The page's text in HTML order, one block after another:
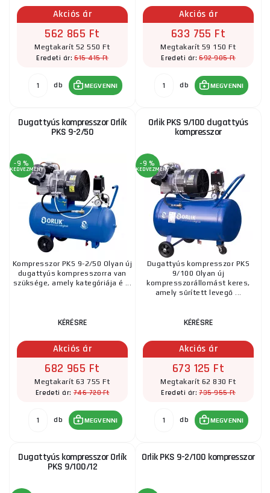
Akciós ár
562 865 Ft
Megtakarít 52 550 Ft
Eredeti ár:615 415 Ft
db MEGVENNI
Akciós ár
633 755 Ft
Megtakarít 59 150 Ft
Eredeti ár:692 905 Ft
db MEGVENNI
Dugattyús kompresszor Orlík
PKS 9-2/50
-9 %
KEDVEZMÉNY
Kompresszor PKS 9-2/50 Olyan új
dugattyús kompresszorra van
szüksége, amely kategóriája é ...
KÉRÉSRE
Akciós ár
682 965 Ft
Megtakarít 63 755 Ft
Eredeti ár: 746 720 Ft
db MEGVENNI
Orlik PKS 9/100 dugattyús
kompresszor
-9 %
KEDVEZMÉNY
Dugattyús kompresszor PKS
9/100 Olyan új
kompresszorállomást keres,
amely sűrített levegő ...
KÉRÉSRE
Akciós ár
673 125 Ft
Megtakarít 62 830 Ft
Eredeti ár:735 955 Ft
db MEGVENNI
Dugattyús kompresszor Orlík
PKS 9/100/12
Orlik PKS 9-2/100 kompresszor